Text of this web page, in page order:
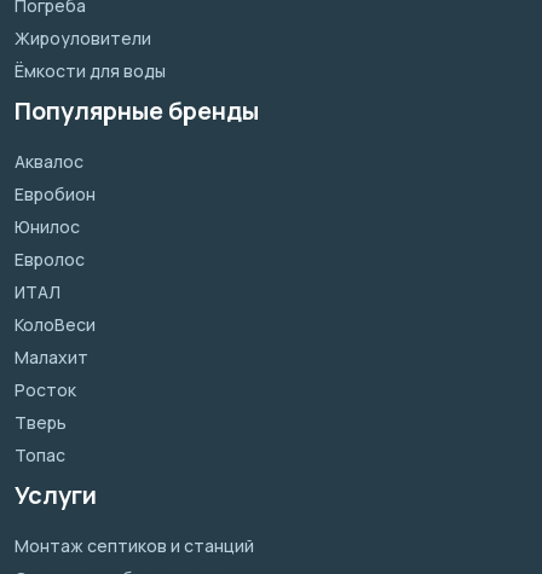
Погреба
Жироуловители
Ёмкости для воды
Популярные бренды
Аквалос
Евробион
Юнилос
Евролос
ИТАЛ
КолоВеси
Малахит
Росток
Тверь
Топас
Услуги
Монтаж септиков и станций